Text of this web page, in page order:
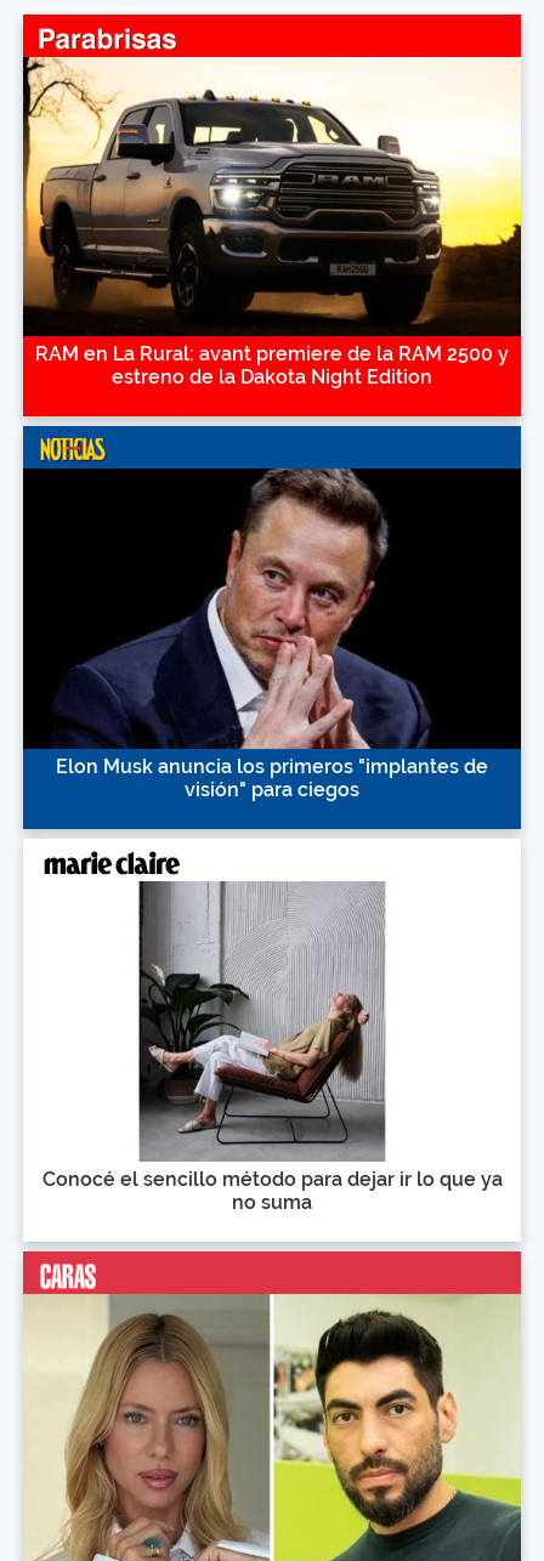
RAM en La Rural: avant premiere de la RAM 2500 y
estreno de la Dakota Night Edition
Elon Musk anuncia los primeros "implantes de
visión" para ciegos
Conocé el sencillo método para dejar ir lo que ya
no suma